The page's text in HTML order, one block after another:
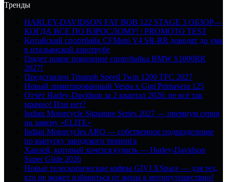
Тренды
HARLEY-DAVIDSON FAT BOB 122 STAGE 3 ОБЗОР—
КОГДА ВСЕ ПО ВЗРОСЛОМУ! | PROMOTO TEST
Китайский спортбайк CFMoto V4 SR-RR доводят до ума
в итальянской аэротрубе
Грядет новое поколение спортбайка BMW S1000RR
2027!
Представлен Triumph Speed Twin 1200 TFC 2027
Новый лимитированный Vespa x Gigi Primavera 125
Отчёт Harley-Davidson за 2 квартал 2026: не всё так
мрачно! Или нет?
Indian Motorcycle Signature Series 2027 — премиум серия
на замену «ELITE»
Indian Motorcycles ARO — собственное подразделение
по выпуску заводского тюнинга
Харлей, который хочется купить — Harley-Davidson
Super Glide 2026
Новые телескопические кофры GIVI XSpace — для тех,
кто не может избавиться от жены в мотопутешествии!